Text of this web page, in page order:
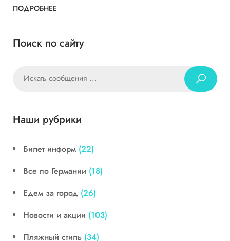
ПОДРОБНЕЕ
Поиск по сайту
Наши рубрики
Билет информ (22)
Все по Германии (18)
Едем за город (26)
Новости и акции (103)
Пляжный стиль (34)